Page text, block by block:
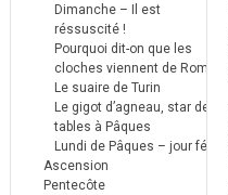
Dimanche – Il est
réssuscité !
Pourquoi dit-on que les
cloches viennent de Rome ?
Le suaire de Turin
Le gigot d’agneau, star des
tables à Pâques
Lundi de Pâques – jour férié
Ascension
Pentecôte